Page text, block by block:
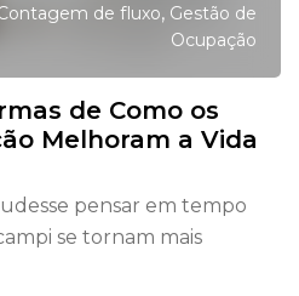
de fluxo, Gestão de
Ocupação
de Como os
Melhoram a Vida
pensar em tempo
se tornam mais